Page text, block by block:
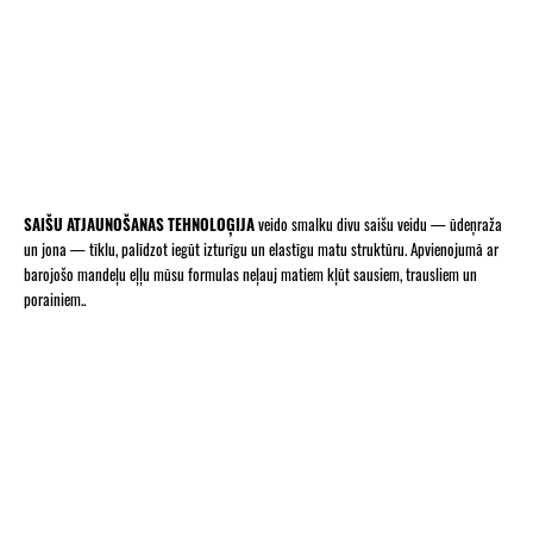
SAIŠU ATJAUNOŠANAS TEHNOLOĢIJAveido smalku divu saišu veidu — ūdeņraža
un jona — tīklu, palīdzot iegūt izturīgu un elastīgu matu struktūru. Apvienojumā ar
barojošo mandeļu eļļu mūsu formulas neļauj matiem kļūt sausiem, trausliem un
porainiem..